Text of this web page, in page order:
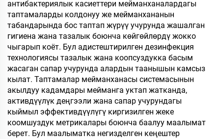
антибактериялык касиеттери мейманханалардагы
таптамаларды колдонуу же мейманхананын
табандарында бос таптап жүрүү учурунда жашалган
гигиена жана тазалык боюнча көйгөйлөрдү жокко
чыгарып коёт. Бул адистештирилген дезинфекция
технологиясы тазалык жана коопсуздукка басым
жасаган сапар учурунда алардын таанышын камсыз
кылат. Таптамалар мейманханасы системасынын
акылдуу кадамдары мейманга уктап жатканда,
активдүүлүк деңгээли жана сапар учурундагы
кыймыл эффективдүүлүгү киргизилген жеке
коомшуздук метрикалары боюнча баалуу маалымат
берет. Бул маалыматка негизделген кеңештер